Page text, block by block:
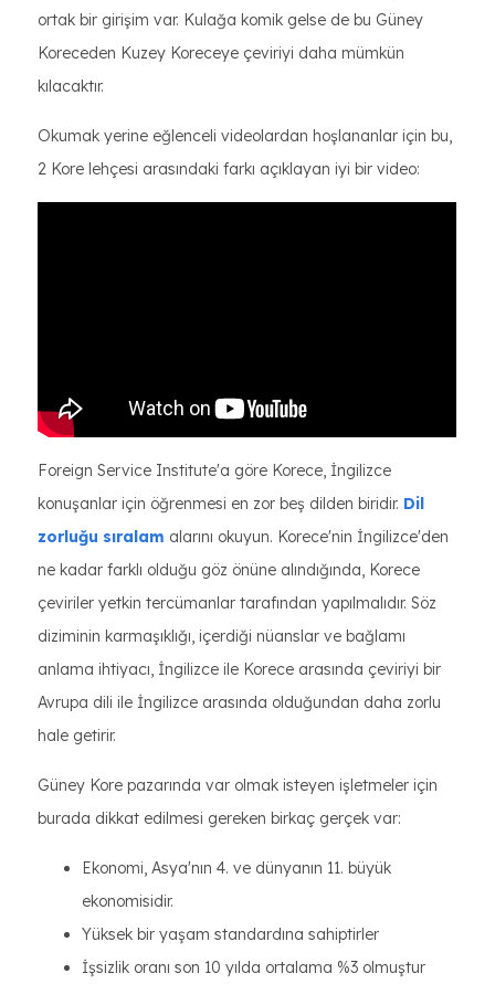
ortak bir girişim var. Kulağa komik gelse de bu Güney
Koreceden Kuzey Koreceye çeviriyi daha mümkün
kılacaktır.
Okumak yerine eğlenceli videolardan hoşlananlar için bu,
2 Kore lehçesi arasındaki farkı açıklayan iyi bir video:
Foreign Service Institute'a göre Korece, İngilizce
konuşanlar için öğrenmesi en zor beş dilden biridir. Dil
zorluğu sıralam alarını okuyun. Korece'nin İngilizce'den
ne kadar farklı olduğu göz önüne alındığında, Korece
çeviriler yetkin tercümanlar tarafından yapılmalıdır. Söz
diziminin karmaşıklığı, içerdiği nüanslar ve bağlamı
anlama ihtiyacı, İngilizce ile Korece arasında çeviriyi bir
Avrupa dili ile İngilizce arasında olduğundan daha zorlu
hale getirir.
Güney Kore pazarında var olmak isteyen işletmeler için
burada dikkat edilmesi gereken birkaç gerçek var:
Ekonomi, Asya'nın 4. ve dünyanın 11. büyük
ekonomisidir.
Yüksek bir yaşam standardına sahiptirler
İşsizlik oranı son 10 yılda ortalama %3 olmuştur